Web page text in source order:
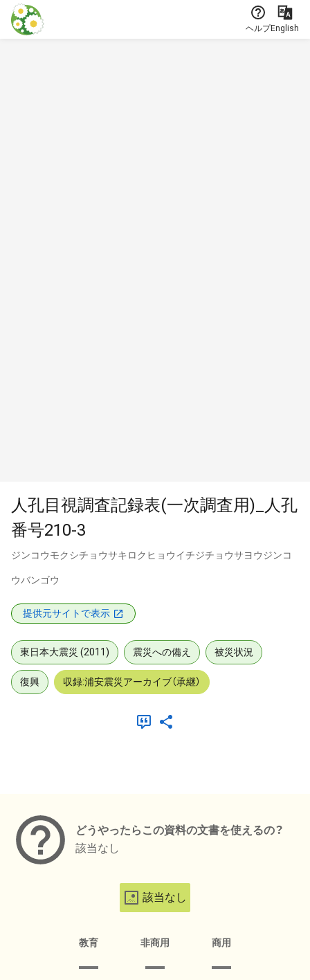
本文に飛ぶ
ヘルプEnglish
人孔目視調査記録表(一次調査用)_人孔
番号210-3
ジンコウモクシチョウサキロクヒョウイチジチョウサヨウジンコ
ウバンゴウ
提供元サイトで表示
東日本大震災 (2011) 震災への備え 被災状況
復興 収録:浦安震災アーカイブ（承継）
どうやったらこの資料の文書を使えるの？
該当なし
該当なし
教育 非商用 商用